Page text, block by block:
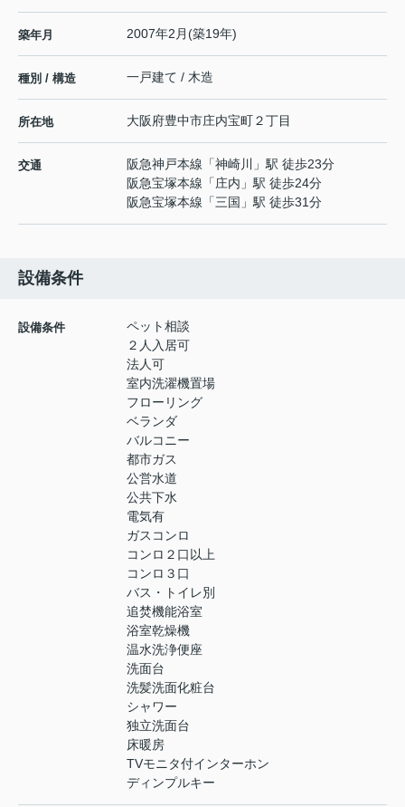
築年月 2007年2月(築19年)
種別 / 構造 一戸建て / 木造
所在地 大阪府豊中市庄内宝町２丁目
交通 阪急神戸本線 「神崎川
」駅 徒歩23分
阪急宝塚本線 「庄内 」駅 徒歩24分
阪急宝塚本線 「三国 」駅 徒歩31分
設備条件
設備条件
ペット相談
２人入居可
法人可
室内洗濯機置場
フローリング
ベランダ
バルコニー
都市ガス
公営水道
公共下水
電気有
ガスコンロ
コンロ２口以上
コンロ３口
バス・トイレ別
追焚機能浴室
浴室乾燥機
温水洗浄便座
洗面台
洗髪洗面化粧台
シャワー
独立洗面台
床暖房
TVモニタ付インターホン
ディンプルキー